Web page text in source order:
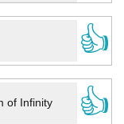
👍
of Infinity
👍